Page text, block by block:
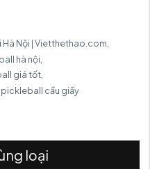
Hà Nội | Vietthethao.com,
hà nội,
giá tốt,
cầu giấy
loại